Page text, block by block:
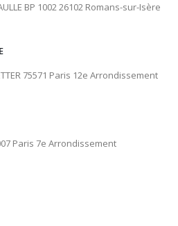
BP 1002 26102 Romans-sur-Isère
75571 Paris 12e Arrondissement
Paris 7e Arrondissement